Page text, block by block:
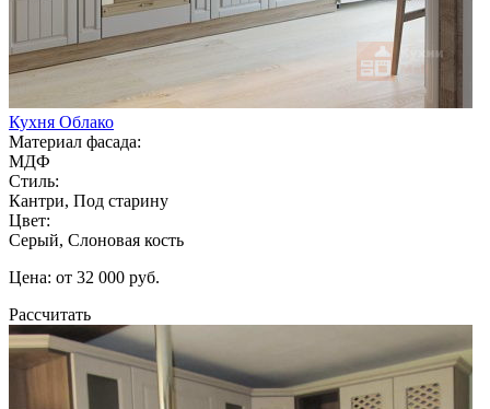
Кухня Облако
Материал фасада:
МДФ
Стиль:
Кантри, Под старину
Цвет:
Серый, Слоновая кость
Цена: от 32 000 руб.
Рассчитать